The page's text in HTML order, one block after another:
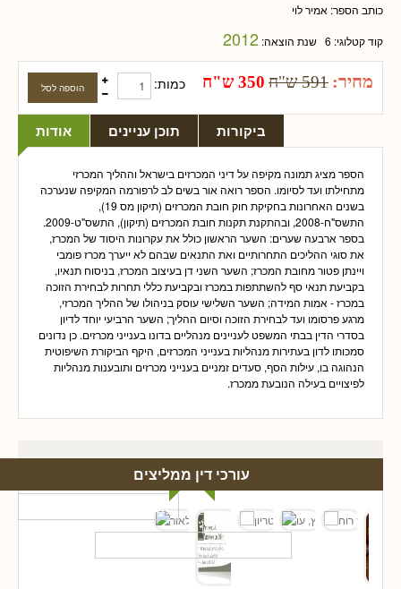
כותב הספר: אמיר לוי
קוד קטלוגי: 6 שנת הוצאה: 2012
מחיר: 591 ש"ח 350 ש"ח כמות:
אודות תוכן עניינים ביקורות
הספר מציג תמונה מקיפה על דיני המכרזים בישראל וההליך המכרזי
מתחילתו ועד לסיומו. הספר רואה אור בשים לב לרפורמה המקיפה שנערכה
בשנים האחרונות בחקיקת חוק חובת המכרזים (תיקון מס 19),
התשס"ח-2008, ובהתקנת תקנות חובת המכרזים (תיקון), התשס"ט-2009.
בספר ארבעה שערים: השער הראשון כולל את עקרונות היסוד של המכרז,
את סוגי ההליכים התחרותיים ואת התנאים שבהם לא ייערך מכרז פומבי
ויינתן פטור מחובת המכרז; השער השני דן בעיצוב המכרז, בניסוח תנאיו,
בקביעת תנאי סף להשתתפות במכרז ובקביעת כללי תחרות לבחירת הזוכה
במכרז - אמות המידה; השער השלישי עוסק בניהולו של ההליך המכרזי,
מרגע פרסומו ועד לבחירת הזוכה וסיום ההליך; השער הרביעי יוחד לדיון
בסדרי הדין בבתי המשפט לעניינים מנהליים בדונו בענייני מכרזים. כן נדונים
סמכותו לדון בעתירות מנהליות בענייני המכרזים, היקף הביקורת השיפוטית
הנהוגה בו, עילות הסף, סעדים זמניים בענייני מכרזים ותובענות מנהליות
לפיצויים בעילה הנובעת ממכרז.
עורכי דין ממליצים